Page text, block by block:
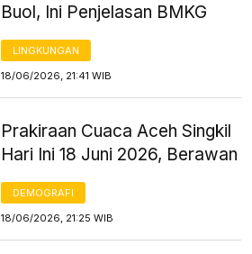
Buol, Ini Penjelasan BMKG
LINGKUNGAN
18/06/2026, 21:41 WIB
Prakiraan Cuaca Aceh Singkil
Hari Ini 18 Juni 2026, Berawan
DEMOGRAFI
18/06/2026, 21:25 WIB